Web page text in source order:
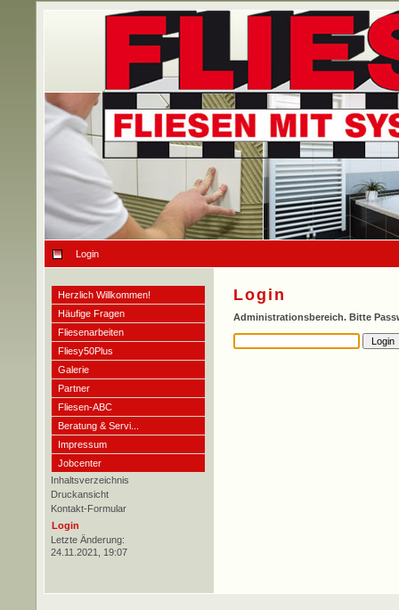
Login
Herzlich Willkommen!
Häufige Fragen
Fliesenarbeiten
Fliesy50Plus
Galerie
Partner
Fliesen-ABC
Beratung & Servi...
Impressum
Jobcenter
Inhaltsverzeichnis
Druckansicht
Kontakt-Formular
Login
Letzte Änderung:
24.11.2021, 19:07
Login
Administrationsbereich. Bitte